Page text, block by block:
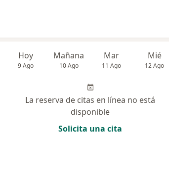
Hoy
9 Ago
Mañana
10 Ago
Mar
11 Ago
Mié
12 Ago
La reserva de citas en línea no está
disponible
Solicita una cita